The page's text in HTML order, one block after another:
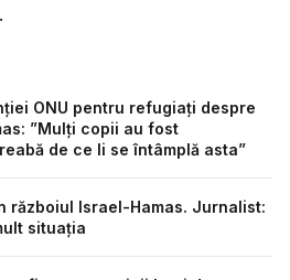
ONU pentru refugiați despre
”Mulți copii au fost
de ce li se întâmplă asta”
războiul Israel-Hamas. Jurnalist:
situația